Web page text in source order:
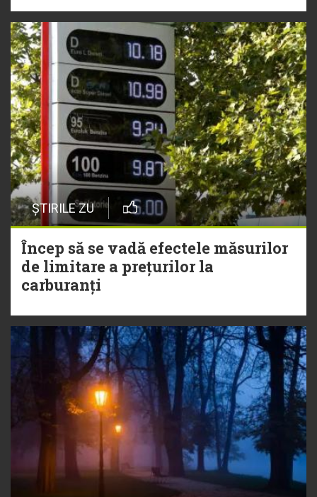
ȘTIRILE ZU
Încep să se vadă efectele măsurilor
de limitare a prețurilor la
carburanți